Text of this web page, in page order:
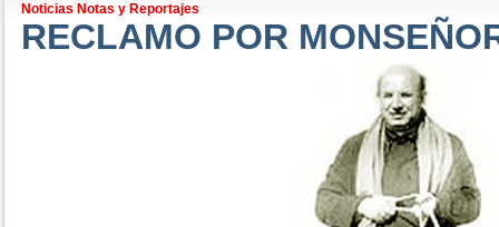
Noticias Notas y Reportajes
RECLAMO POR